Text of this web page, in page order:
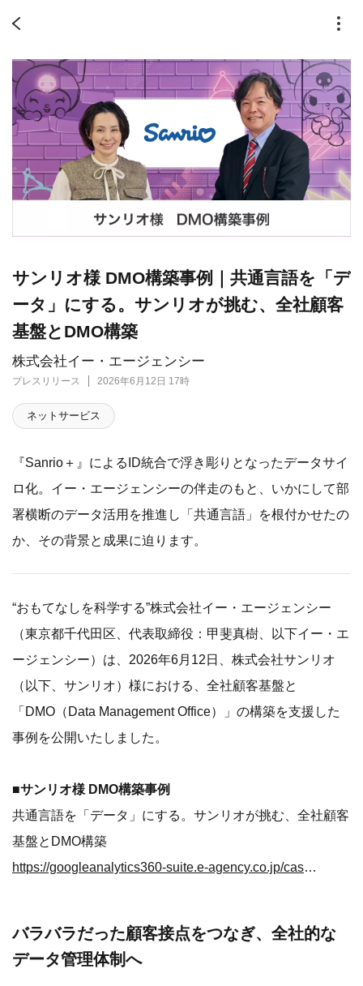
株式会社イー・エージェンシー
プレスリリース 2026年6月12日 17時
サンリオ様 DMO構築事例｜共通言語を「デ
ータ」にする。サンリオが挑む、全社顧客
基盤とDMO構築
ネットサービス
『Sanrio＋』によるID統合で浮き彫りとなったデータサイ
ロ化。イー・エージェンシーの伴走のもと、いかにして部
署横断のデータ活用を推進し「共通言語」を根付かせたの
か、その背景と成果に迫ります。
“おもてなしを科学する”株式会社イー・エージェンシー
（東京都千代田区、代表取締役：甲斐真樹、以下イー・エ
ージェンシー）は、2026年6月12日、株式会社サンリオ
（以下、サンリオ）様における、全社顧客基盤と
「DMO（Data Management Office）」の構築を支援した
事例を公開いたしました。
■サンリオ様 DMO構築事例
共通言語を「データ」にする。サンリオが挑む、全社顧客
基盤とDMO構築
https://googleanalytics360-suite.e-agency.co.jp/case/20260612_01?utm_source=valuepress&utm_medium=press&utm_campaign=20260612_case_Sanrio
バラバラだった顧客接点をつなぎ、全社的な
データ管理体制へ